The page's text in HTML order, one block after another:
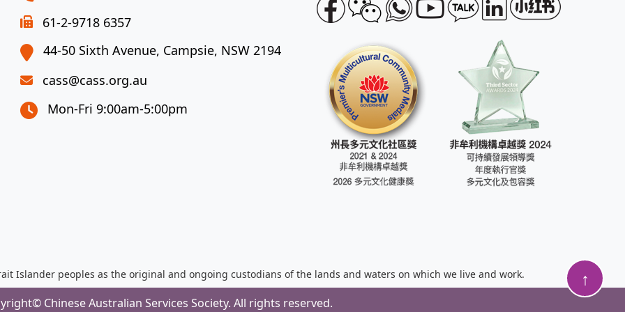
61-2-9718 6357
44-50 Sixth Avenue, Campsie, NSW 2194
cass@cass.org.au
Mon-Fri 9:00am-5:00pm
Islander peoples as the original and ongoing custodians of the lands and waters on which we live and work.
Chinese Australian Services Society. All rights reserved.
↑